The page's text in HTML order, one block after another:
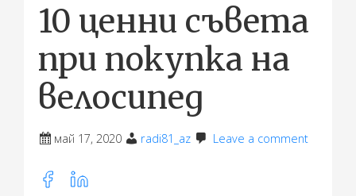
10 ценни съвета
при покупка на
велосипед
май 17, 2020 radi81_az Leave a comment
Share